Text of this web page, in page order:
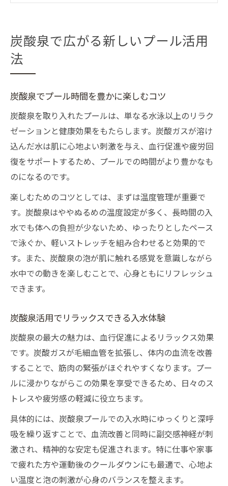
プールと炭酸泉を組み合わせた健康習慣
炭酸泉とプール併用で始める健康生活
炭酸泉利用がもたらす疲労回復の新習慣
炭酸泉とプールで楽しく続く健康ルーティ
ン
リフレッシュ効果抜群の炭酸泉プール体験
炭酸泉の泡がもたらす癒やし体験の魅力
炭酸泉で感じる深いリラックス効果を実感
炭酸泉プールでの過ごし方が充実する理由
炭酸泉を活かしたリフレッシュ方法を紹介
有酸素運動に最適な炭酸泉プールの魅力
炭酸泉とプール運動で健康増進を実現
炭酸泉活用の有酸素運動で効率アップ
炭酸泉入りプールが運動に適している理由
炭酸泉とプールで始める有酸素運動の習慣
炭酸泉とプールで目指す身体づくり
炭酸泉利用で身体づくりをサポートする方
法
炭酸泉プールで健康的な体へ導くポイント
炭酸泉とプール活用で筋力アップを目指す
炭酸泉で広がる新しいプール活用
法
炭酸泉でプール時間を豊かに楽しむコツ
炭酸泉を取り入れたプールは、単なる水泳以上のリラク
ゼーションと健康効果をもたらします。炭酸ガスが溶け
込んだ水は肌に心地よい刺激を与え、血行促進や疲労回
復をサポートするため、プールでの時間がより豊かなも
のになるのです。
楽しむためのコツとしては、まずは温度管理が重要で
す。炭酸泉はややぬるめの温度設定が多く、長時間の入
水でも体への負担が少ないため、ゆったりとしたペース
で泳ぐか、軽いストレッチを組み合わせると効果的で
す。また、炭酸泉の泡が肌に触れる感覚を意識しながら
水中での動きを楽しむことで、心身ともにリフレッシュ
できます。
炭酸泉活用でリラックスできる入水体験
炭酸泉の最大の魅力は、血行促進によるリラックス効果
です。炭酸ガスが毛細血管を拡張し、体内の血流を改善
することで、筋肉の緊張がほぐれやすくなります。プー
ルに浸かりながらこの効果を享受できるため、日々のス
トレスや疲労感の軽減に役立ちます。
具体的には、炭酸泉プールでの入水時にゆっくりと深呼
吸を繰り返すことで、血流改善と同時に副交感神経が刺
激され、精神的な安定も促進されます。特に仕事や家事
で疲れた方や運動後のクールダウンにも最適で、心地よ
い温度と泡の刺激が心身のバランスを整えます。